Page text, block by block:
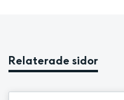
Relaterade sidor